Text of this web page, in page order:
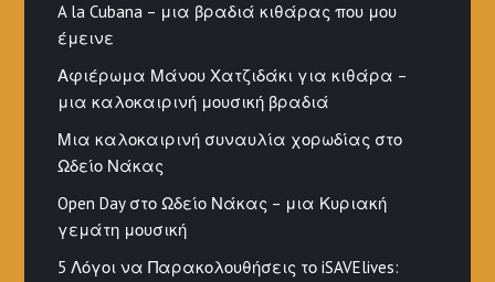
A la Cubana – μια βραδιά κιθάρας που μου
έμεινε
Αφιέρωμα Μάνου Χατζιδάκι για κιθάρα –
μια καλοκαιρινή μουσική βραδιά
Μια καλοκαιρινή συναυλία χορωδίας στο
Ωδείο Νάκας
Open Day στο Ωδείο Νάκας – μια Κυριακή
γεμάτη μουσική
5 Λόγοι να Παρακολουθήσεις το iSAVElives: